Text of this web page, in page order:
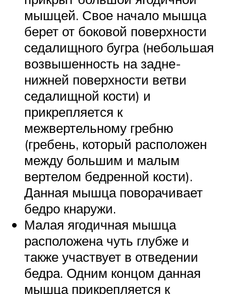
мышцей. Свое начало мышца
берет от боковой поверхности
седалищного бугра (небольшая
возвышенность на задне-
нижней поверхности ветви
седалищной кости) и
прикрепляется к
межвертельному гребню
(гребень, который расположен
между большим и малым
вертелом бедренной кости).
Данная мышца поворачивает
бедро кнаружи.
Малая ягодичная мышца
расположена чуть глубже и
также участвует в отведении
бедра. Одним концом данная
мышца прикрепляется к